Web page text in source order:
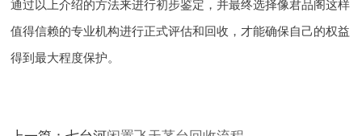
通过以上介绍的方法来进行初步鉴定，并最终选择像君品阁这样
值得信赖的专业机构进行正式评估和回收，才能确保自己的权益
得到最大程度保护。